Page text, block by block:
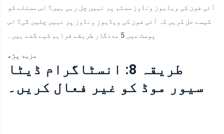
آئی فون کی ویڈیوز ونڈوز سسٹم پر نہیں چل رہی ہیں؟ اس مسئلے کو
کیسے حل کریں کہ آئی فون کی ویڈیوز ونڈوز پر نہیں چلیں گی؟ اس
پوسٹ میں 5 مددگار طریقے فراہم کیے گئے ہیں۔
مزید پڑھ
طریقہ 8: انسٹاگرام ڈیٹا
سیور موڈ کو غیر فعال کریں۔